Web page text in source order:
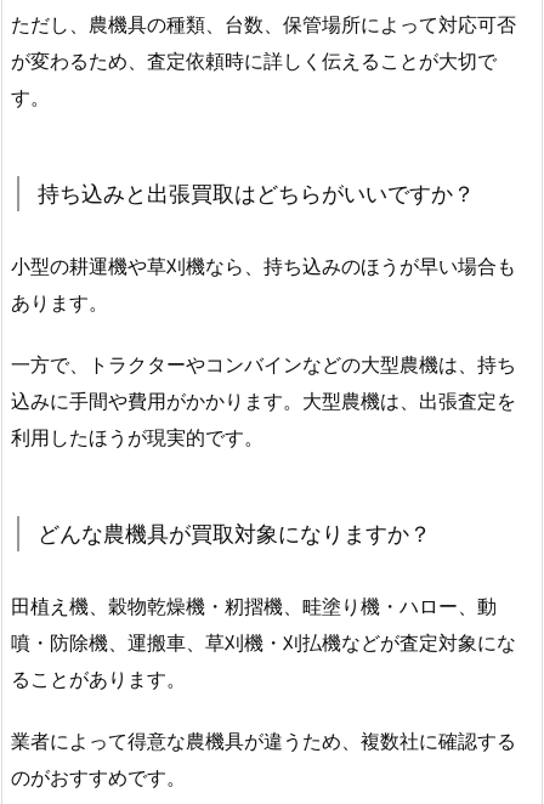
ただし、農機具の種類、台数、保管場所によって対応可否
が変わるため、査定依頼時に詳しく伝えることが大切で
す。
持ち込みと出張買取はどちらがいいですか？
小型の耕運機や草刈機なら、持ち込みのほうが早い場合も
あります。
一方で、トラクターやコンバインなどの大型農機は、持ち
込みに手間や費用がかかります。大型農機は、出張査定を
利用したほうが現実的です。
どんな農機具が買取対象になりますか？
田植え機、穀物乾燥機・籾摺機、畦塗り機・ハロー、動
噴・防除機、運搬車、草刈機・刈払機などが査定対象にな
ることがあります。
業者によって得意な農機具が違うため、複数社に確認する
のがおすすめです。